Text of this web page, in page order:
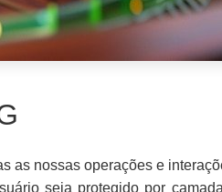
as nossas operações e
seja protegido por